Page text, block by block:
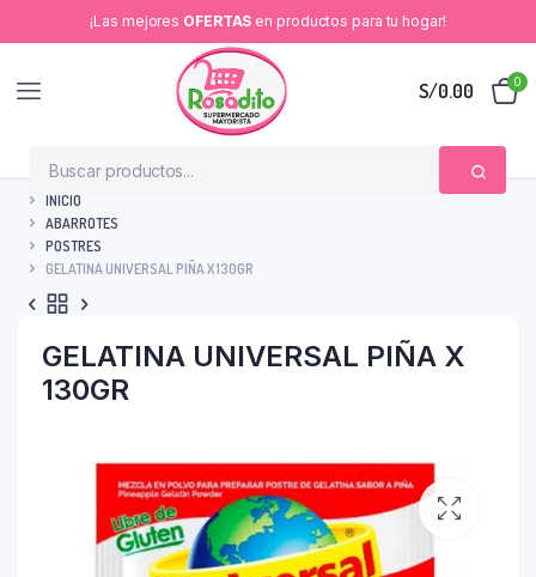
¡Las mejores OFERTAS en productos para tu hogar!
S/0.00 0
INICIO
ABARROTES
POSTRES
GELATINA UNIVERSAL PIÑA X 130GR
GELATINA UNIVERSAL PIÑA X
130GR